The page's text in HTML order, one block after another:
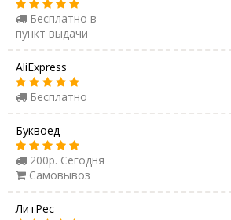
Бесплатно в
пункт выдачи
AliExpress
Бесплатно
Буквоед
200р. Сегодня
Самовывоз
ЛитРес